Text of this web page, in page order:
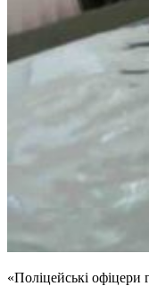
«Поліцейські